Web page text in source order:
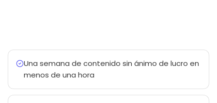
Una semana de contenido sin ánimo de lucro en
menos de una hora